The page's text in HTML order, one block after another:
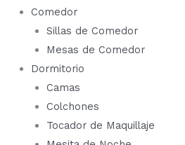
Comedor
Sillas de Comedor
Mesas de Comedor
Dormitorio
Camas
Colchones
Tocador de Maquillaje